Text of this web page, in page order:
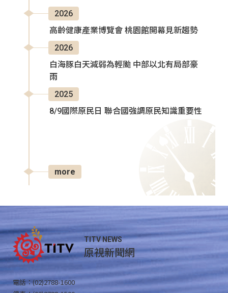
2026
高齡健康產業博覽會 桃園館開幕見新趨勢
2026
白海豚白天減弱為輕颱 中部以北有局部豪
雨
2025
8/9國際原民日 聯合國強調原民知識重要性
more
TITV NEWS
原視新聞網
電話：(02)2788-1600